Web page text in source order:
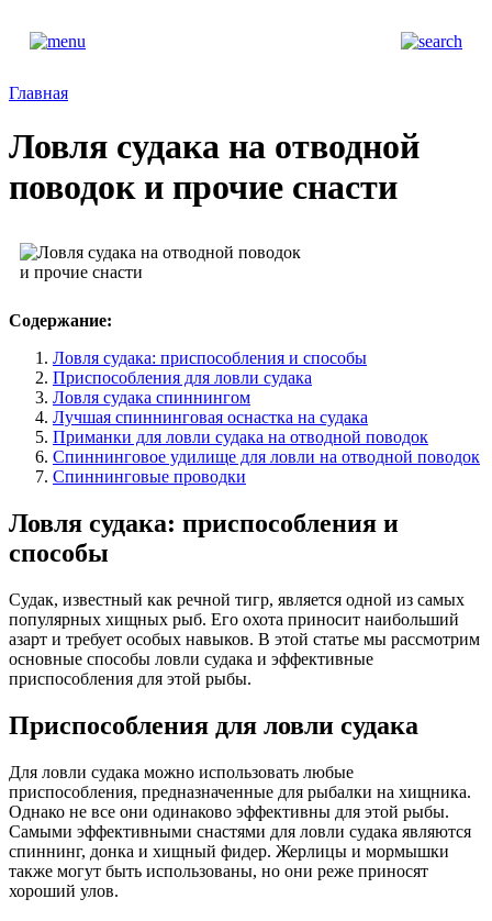
Главная
Ловля судака на отводной
поводок и прочие снасти
Содержание:
Ловля судака: приспособления и способы
Приспособления для ловли судака
Ловля судака спиннингом
Лучшая спиннинговая оснастка на судака
Приманки для ловли судака на отводной поводок
Спиннинговое удилище для ловли на отводной поводок
Спиннинговые проводки
Ловля судака: приспособления и
способы
Судак, известный как речной тигр, является одной из самых
популярных хищных рыб. Его охота приносит наибольший
азарт и требует особых навыков. В этой статье мы рассмотрим
основные способы ловли судака и эффективные
приспособления для этой рыбы.
Приспособления для ловли судака
Для ловли судака можно использовать любые
приспособления, предназначенные для рыбалки на хищника.
Однако не все они одинаково эффективны для этой рыбы.
Самыми эффективными снастями для ловли судака являются
спиннинг, донка и хищный фидер. Жерлицы и мормышки
также могут быть использованы, но они реже приносят
хороший улов.